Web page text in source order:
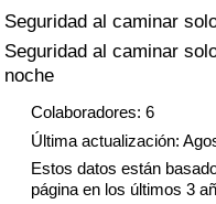
Seguridad al caminar
Seguridad al caminar
noche
Colaboradores: 6
Última actualización:
Estos datos están
página en los últimos 3
Índice de Tráfico
Índice de Tráfico por